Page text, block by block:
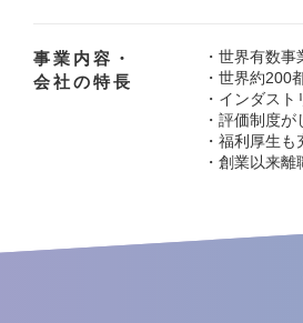
事業内容・
会社の特長
・世界有数
・世界約200
・インダス
・評価制度
・福利厚生も
・創業以来